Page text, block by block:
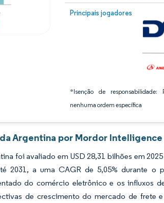
Principais jogadores
*Isenção de responsabilidade:
nenhuma ordem específica
Imagem © Mordor Intelligence. O
Argentina por Mordor Intelligence
foi avaliado em USD 28,31 bilhões em
2031, a uma CAGR de 5,05% durante o
do comércio eletrônico e os influxos
de crescimento do mercado de frete